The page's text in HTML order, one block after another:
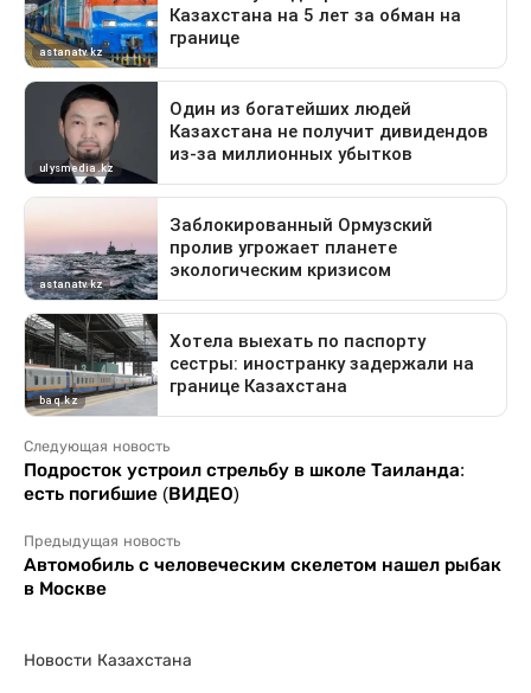
Следующая новость
Подросток устроил стрельбу в школе Таиланда:
есть погибшие (ВИДЕО)
Предыдущая новость
Автомобиль с человеческим скелетом нашел рыбак
в Москве
Новости Казахстана